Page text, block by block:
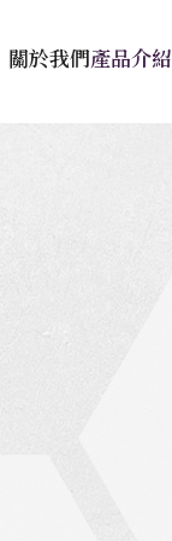
關於我們產品介紹